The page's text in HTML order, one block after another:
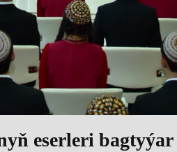
eserleri bagtyýar